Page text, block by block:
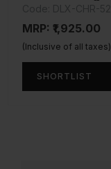
MRP: ₹1,925.00
(Inclusive of all taxes)
SHORTLIST
MRP: ₹2,300.00
(Inclusive of all taxes)
SHORTLIST